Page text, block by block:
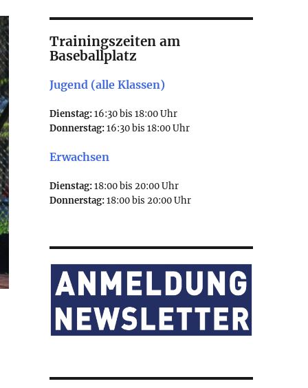
Trainingszeiten am
Baseballplatz
Jugend (alle Klassen)
Dienstag:16:30 bis 18:00 Uhr
Donnerstag:16:30 bis 18:00 Uhr
Erwachsen
Dienstag:18:00 bis 20:00 Uhr
Donnerstag:18:00 bis 20:00 Uhr